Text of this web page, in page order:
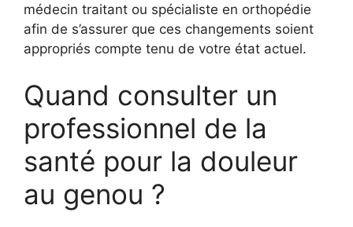
médecin traitant ou spécialiste en orthopédie
afin de s’assurer que ces changements soient
appropriés compte tenu de votre état actuel.
Quand consulter un
professionnel de la
santé pour la douleur
au genou ?